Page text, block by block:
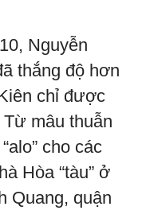
Nguyễn
thắng độ hơn
chỉ được
Từ mâu thuẫn
cho các
Hòa “tàu” ở
Quang, quận